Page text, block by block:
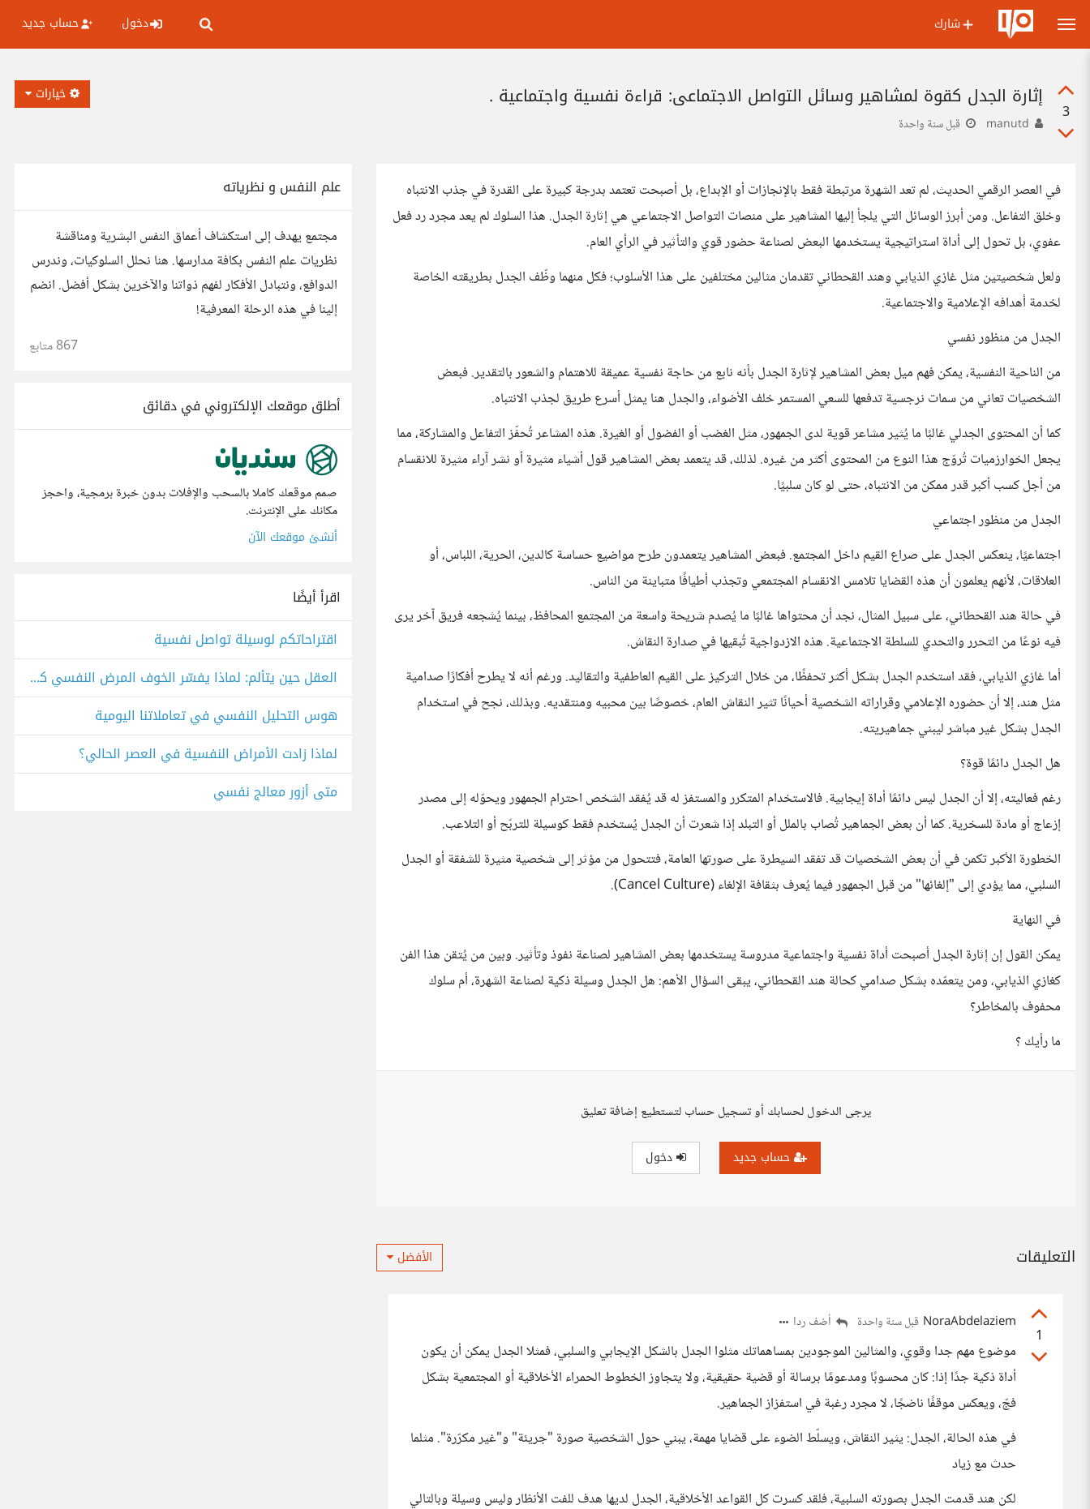
شارك دخول حساب جديد
3
إثارة الجدل كقوة لمشاهير وسائل التواصل الاجتماعي: قراءة نفسية واجتماعية .
قبل سنة واحدة
خيارات
في العصر الرقمي الحديث، لم تعد الشهرة مرتبطة فقط بالإنجازات أو الإبداع، بل أصبحت تعتمد بدرجة كبيرة على القدرة في جذب الانتباه
وخلق التفاعل. ومن أبرز الوسائل التي يلجأ إليها المشاهير على منصات التواصل الاجتماعي هي إثارة الجدل. هذا السلوك لم يعد مجرد رد فعل
عفوي، بل تحول إلى أداة استراتيجية يستخدمها البعض لصناعة حضور قوي والتأثير في الرأي العام.
ولعل شخصيتين مثل غازي الذيابي وهند القحطاني تقدمان مثالين مختلفين على هذا الأسلوب؛ فكل منهما وظّف الجدل بطريقته الخاصة
لخدمة أهدافه الإعلامية والاجتماعية.
الجدل من منظور نفسي
من الناحية النفسية، يمكن فهم ميل بعض المشاهير لإثارة الجدل بأنه نابع من حاجة نفسية عميقة للاهتمام والشعور بالتقدير. فبعض
الشخصيات تعاني من سمات نرجسية تدفعها للسعي المستمر خلف الأضواء، والجدل هنا يمثل أسرع طريق لجذب الانتباه.
كما أن المحتوى الجدلي غالبًا ما يُثير مشاعر قوية لدى الجمهور، مثل الغضب أو الفضول أو الغيرة. هذه المشاعر تُحفّز التفاعل والمشاركة، مما
يجعل الخوارزميات تُروّج هذا النوع من المحتوى أكثر من غيره. لذلك، قد يتعمد بعض المشاهير قول أشياء مثيرة أو نشر آراء مثيرة للانقسام
من أجل كسب أكبر قدر ممكن من الانتباه، حتى لو كان سلبيًا.
الجدل من منظور اجتماعي
اجتماعيًا، ينعكس الجدل على صراع القيم داخل المجتمع. فبعض المشاهير يتعمدون طرح مواضيع حساسة كالدين، الحرية، اللباس، أو
العلاقات، لأنهم يعلمون أن هذه القضايا تلامس الانقسام المجتمعي وتجذب أطيافًا متباينة من الناس.
في حالة هند القحطاني، على سبيل المثال، نجد أن محتواها غالبًا ما يُصدم شريحة واسعة من المجتمع المحافظ، بينما يُشجعه فريق آخر يرى
فيه نوعًا من التحرر والتحدي للسلطة الاجتماعية. هذه الازدواجية تُبقيها في صدارة النقاش.
أما غازي الذيابي، فقد استخدم الجدل بشكل أكثر تحفظًا، من خلال التركيز على القيم العاطفية والتقاليد. ورغم أنه لا يطرح أفكارًا صدامية
مثل هند، إلا أن حضوره الإعلامي وقراراته الشخصية أحيانًا تثير النقاش العام، خصوصًا بين محبيه ومنتقديه. وبذلك، نجح في استخدام
الجدل بشكل غير مباشر ليبني جماهيريته.
هل الجدل دائمًا قوة؟
رغم فعاليته، إلا أن الجدل ليس دائمًا أداة إيجابية. فالاستخدام المتكرر والمستفز له قد يُفقد الشخص احترام الجمهور ويحوّله إلى مصدر
إزعاج أو مادة للسخرية. كما أن بعض الجماهير تُصاب بالملل أو التبلد إذا شعرت أن الجدل يُستخدم فقط كوسيلة للتربّح أو التلاعب.
الخطورة الأكبر تكمن في أن بعض الشخصيات قد تفقد السيطرة على صورتها العامة، فتتحول من مؤثر إلى شخصية مثيرة للشفقة أو الجدل
السلبي، مما يؤدي إلى "إلغائها" من قبل الجمهور فيما يُعرف بثقافة الإلغاء (Cancel Culture).
في النهاية
يمكن القول إن إثارة الجدل أصبحت أداة نفسية واجتماعية مدروسة يستخدمها بعض المشاهير لصناعة نفوذ وتأثير. وبين من يُتقن هذا الفن
كغازي الذيابي، ومن يتعمّده بشكل صدامي كحالة هند القحطاني، يبقى السؤال الأهم: هل الجدل وسيلة ذكية لصناعة الشهرة، أم سلوك
محفوف بالمخاطر؟
ما رأيك ؟
يرجى الدخول لحسابك أو تسجيل حساب لتستطيع إضافة تعليق
حساب جديد دخول
التعليقات الأفضل
1
NoraAbdelaziem قبل سنة واحدة أضف ردا
موضوع مهم جدا وقوي، والمثالين الموجودين بمساهماتك مثلوا الجدل بالشكل الإيجابي والسلبي، فمثلا الجدل يمكن أن يكون
أداة ذكية جدًا إذا: كان محسوبًا ومدعومًا برسالة أو قضية حقيقية، ولا يتجاوز الخطوط الحمراء الأخلاقية أو المجتمعية بشكل
فجّ، ويعكس موقفًا ناضجًا، لا مجرد رغبة في استفزاز الجماهير.
في هذه الحالة، الجدل: يثير النقاش، ويسلّط الضوء على قضايا مهمة، يبني حول الشخصية صورة "جريئة" و"غير مكرّرة". مثلما
حدث مع زياد
لكن هند قدمت الجدل بصورته السلبية، فلقد كسرت كل القواعد الأخلاقية، الجدل لديها هدف للفت الأنظار وليس وسيلة وبالتالي
علم النفس و نظرياته
مجتمع يهدف إلى استكشاف أعماق النفس البشرية ومناقشة
نظريات علم النفس بكافة مدارسها. هنا نحلل السلوكيات، وندرس
الدوافع، ونتبادل الأفكار لفهم ذواتنا والآخرين بشكل أفضل. انضم
إلينا في هذه الرحلة المعرفية!
867متابع
أطلق موقعك الإلكتروني في دقائق
صمم موقعك كاملا بالسحب والإفلات بدون خبرة برمجية، واحجز
مكانك على الإنترنت.
أنشئ موقعك الآن
اقرأ أيضًا
اقتراحاتكم لوسيلة تواصل نفسية
العقل حين يتألم: لماذا يفسّر الخوف المرض النفسي كقوى خارقة
هوس التحليل النفسي في تعاملاتنا اليومية
لماذا زادت الأمراض النفسية في العصر الحالي؟
متى أزور معالج نفسي